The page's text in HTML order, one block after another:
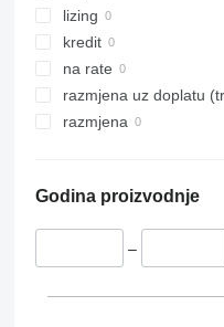
lizing
kredit
na rate
razmjena uz doplatu
razmjena
Godina proizvodnje
–